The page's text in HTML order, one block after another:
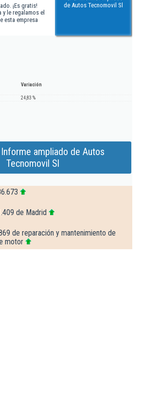
¡Es gratis!
y le regalamos el
esta empresa
de Autos Tecnomovil Sl
Variación
24,83 %
ampliado de Autos
Tecnomovil Sl
de Madrid
de reparación y mantenimiento de
motor